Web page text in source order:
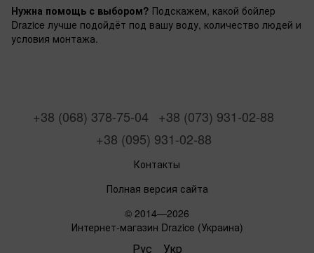
Нужна помощь с выбором? Подскажем, какой бойлер
Drazice лучше подойдёт под вашу воду, количество людей и
условия монтажа.
+38 (068) 378-75-04
+38 (073) 931-02-88
+38 (095) 931-02-88
Контакты
Полная версия сайта
© 2014—2026
Интернет-магазин Drazice (Украина)
Рус Укр